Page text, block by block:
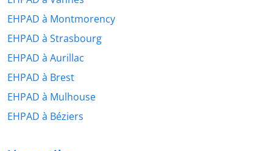
EHPAD à Montmorency
EHPAD à Strasbourg
EHPAD à Aurillac
EHPAD à Brest
EHPAD à Mulhouse
EHPAD à Béziers